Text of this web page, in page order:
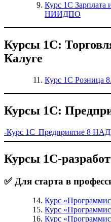
Курс 1С Зарплата
НИИДПО
Курсы 1С:
Калуге
Курс 1С Розница
Курсы 1С:
-Курс 1С Предприятие 8
Курсы 1С-
✅ Для старта в
Курс
Курс
Курс